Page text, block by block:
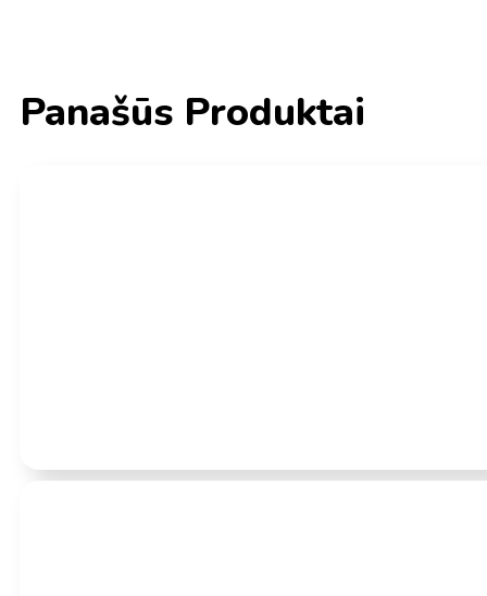
Panašūs Produktai